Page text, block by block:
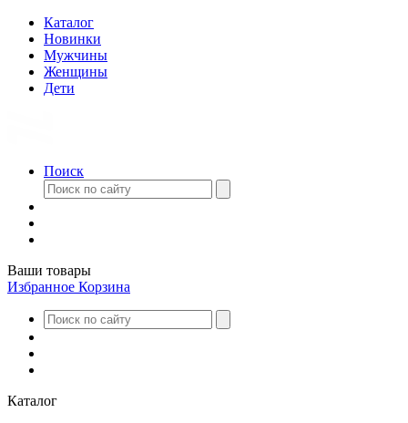
Каталог
Новинки
Мужчины
Женщины
Дети
Поиск
Ваши товары
Избранное Корзина
Каталог